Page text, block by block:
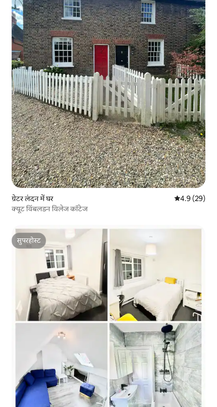
ग्रेटर लंदन में घर औसत रेटिंग 5 में
4.9 (29)
क्यूट विंबलडन विलेज कॉटेज
सुपरहोस्ट
सुपरहोस्ट